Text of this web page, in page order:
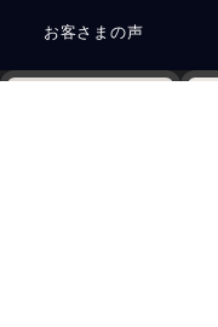
お客さまの声